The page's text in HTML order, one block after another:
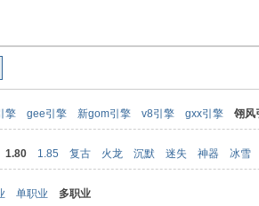
擎 gee引擎 新gom引擎 v8引擎 gxx引擎 翎风
1.80 1.85 复古 火龙 沉默 迷失 神器 冰雪
单职业 多职业